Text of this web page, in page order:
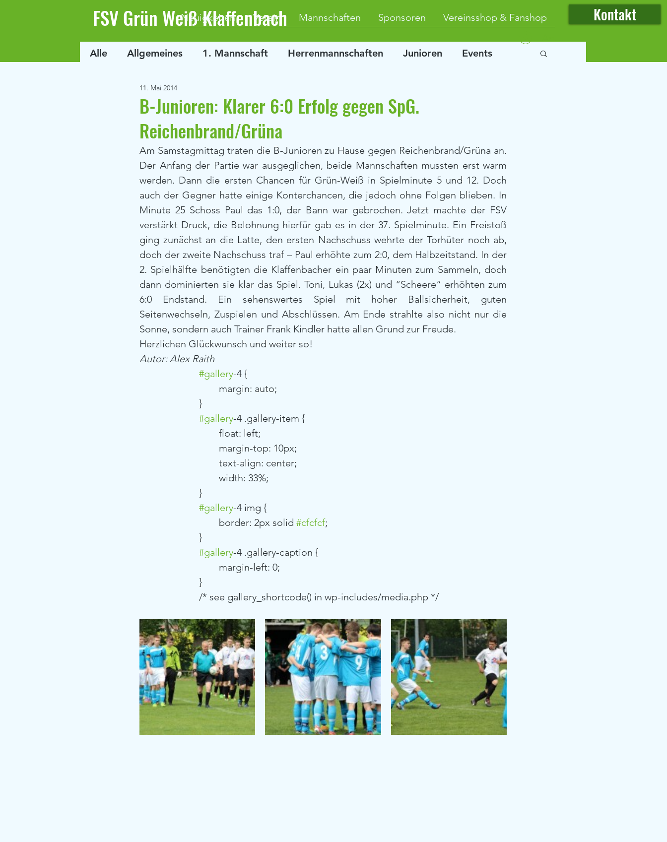
FSV Grün Weiß Klaffenbach
Neuigkeiten Verein Mannschaften Sponsoren Vereinsshop & Fanshop Kontakt
Alle
Allgemeines 1. Mannschaft Herrenmannschaften Junioren Events
B-Junioren: Klarer 6:0 Erfolg gegen SpG.
Reichenbrand/Grüna
11. Mai 2014
Am Samstagmittag traten die B-Junioren zu Hause gegen Reichenbrand/Grüna an.
Der Anfang der Partie war ausgeglichen, beide Mannschaften mussten erst warm
werden. Dann die ersten Chancen für Grün-Weiß in Spielminute 5 und 12. Doch
auch der Gegner hatte einige Konterchancen, die jedoch ohne Folgen blieben. In
Minute 25 Schoss Paul das 1:0, der Bann war gebrochen. Jetzt machte der FSV
verstärkt Druck, die Belohnung hierfür gab es in der 37. Spielminute. Ein Freistoß
ging zunächst an die Latte, den ersten Nachschuss wehrte der Torhüter noch ab,
doch der zweite Nachschuss traf – Paul erhöhte zum 2:0, dem Halbzeitstand. In der
2. Spielhälfte benötigten die Klaffenbacher ein paar Minuten zum Sammeln, doch
dann dominierten sie klar das Spiel. Toni, Lukas (2x) und “Scheere” erhöhten zum
6:0 Endstand. Ein sehenswertes Spiel mit hoher Ballsicherheit, guten
Seitenwechseln, Zuspielen und Abschlüssen. Am Ende strahlte also nicht nur die
Sonne, sondern auch Trainer Frank Kindler hatte allen Grund zur Freude.
Herzlichen Glückwunsch und weiter so!
Autor: Alex Raith
#gallery-4 {
				margin: auto;
			}
#gallery-4 .gallery-item {
				float: left;
				margin-top: 10px;
				text-align: center;
				width: 33%;
			}
#gallery-4 img {
				border: 2px solid
#cfcfcf;
			}
#gallery-4 .gallery-caption {
				margin-left: 0;
			}
			/* see gallery_shortcode() in wp-includes/media.php */